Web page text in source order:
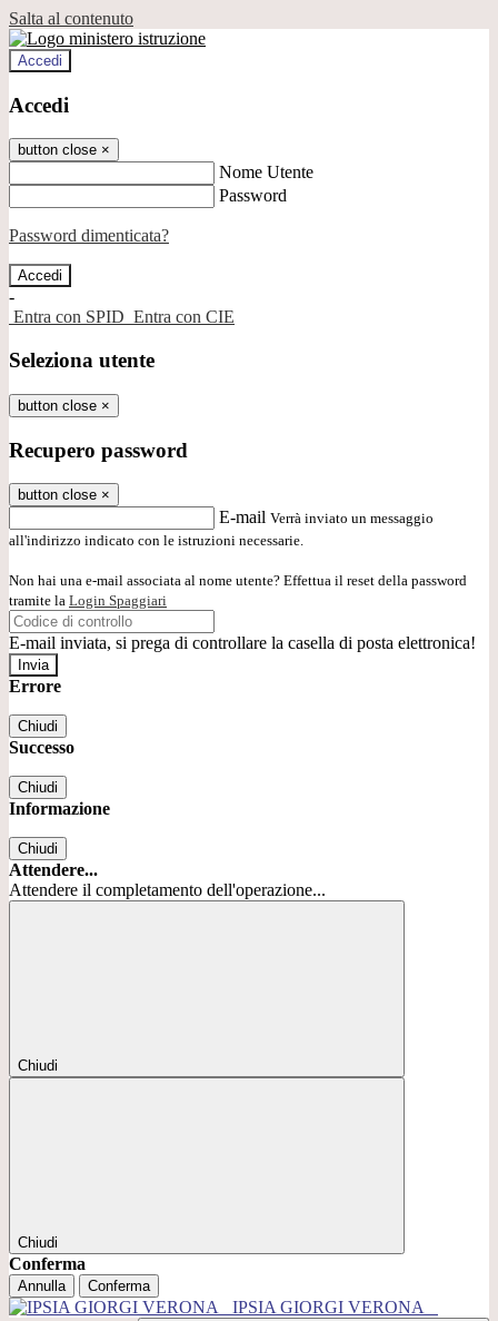
Salta al contenuto
Accedi
Accedi
button close ×
Nome Utente
Password
Password dimenticata?
-
Entra con SPID Entra con CIE
Seleziona utente
button close ×
Recupero password
button close ×
E-mail Verrà inviato un messaggio
all'indirizzo indicato con le istruzioni necessarie.
Non hai una e-mail associata al nome utente? Effettua il reset della password
tramite la Login Spaggiari
E-mail inviata, si prega di controllare la casella di posta elettronica!
Errore
Chiudi
Successo
Chiudi
Informazione
Chiudi
Attendere...
Attendere il completamento dell'operazione...
Chiudi
Chiudi
Conferma
Annulla Conferma
IPSIA GIORGI VERONA